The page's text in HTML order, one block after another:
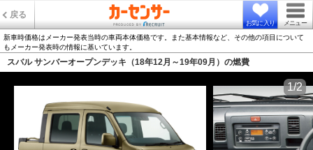
戻る
お気に入り メニュー
新車時価格はメーカー発表当時の車両本体価格です。また基本情報など、その他の項目について
もメーカー発表時の情報に基いています。
スバル サンバーオープンデッキ（18年12月～19年09月）の燃費
1/2